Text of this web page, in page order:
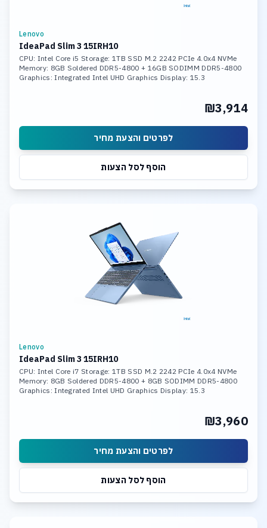
Lenovo
IdeaPad Slim 3 15IRH10
CPU: Intel Core i5 Storage: 1TB SSD M.2 2242 PCIe 4.0x4 NVMe
Memory: 8GB Soldered DDR5-4800 + 16GB SODIMM DDR5-4800
Graphics: Integrated Intel UHD Graphics Display: 15.3
₪3,914
לפרטים והצעת מחיר
הוסף לסל הצעות
Lenovo
IdeaPad Slim 3 15IRH10
CPU: Intel Core i7 Storage: 1TB SSD M.2 2242 PCIe 4.0x4 NVMe
Memory: 8GB Soldered DDR5-4800 + 8GB SODIMM DDR5-4800
Graphics: Integrated Intel UHD Graphics Display: 15.3
₪3,960
לפרטים והצעת מחיר
הוסף לסל הצעות